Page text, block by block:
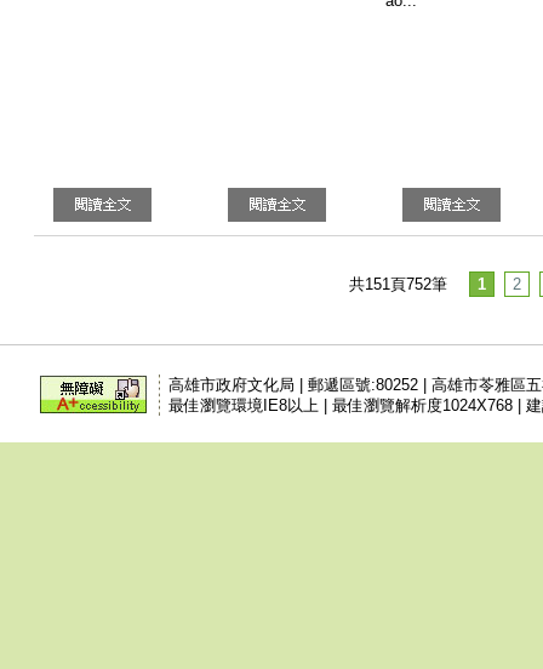
共151頁752筆 1 2
高雄市政府文化局 | 郵遞區號:80252 | 高雄市苓雅區
最佳瀏覽環境IE8以上 | 最佳瀏覽解析度1024X768 |